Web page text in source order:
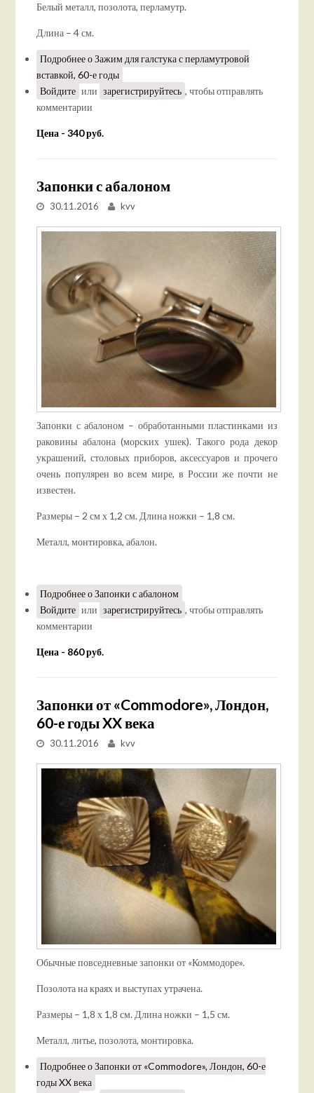
Белый металл, позолота, перламутр.
Длина – 4 см.
Подробнеео Зажим для галстука с перламутровой
вставкой, 60-е годы
Войдите или зарегистрируйтесь , чтобы отправлять
комментарии
Цена - 340 руб.
Запонки с абалоном
30.11.2016 kvv
Запонки с абалоном – обработанными пластинками из
раковины абалона (морских ушек). Такого рода декор
украшений, столовых приборов, аксессуаров и прочего
очень популярен во всем мире, в России же почти не
известен.
Размеры – 2 см х 1,2 см. Длина ножки – 1,8 см.
Металл, монтировка, абалон.
Подробнеео Запонки с абалоном
Войдите или зарегистрируйтесь , чтобы отправлять
комментарии
Цена - 860 руб.
Запонки от «Commodore», Лондон,
60-е годы XX века
30.11.2016 kvv
Обычные повседневные запонки от «Коммодоре».
Позолота на краях и выступах утрачена.
Размеры – 1,8 х 1,8 см. Длина ножки – 1,5 см.
Металл, литье, позолота, монтировка.
Подробнеео Запонки от «Commodore», Лондон, 60-е
годы XX века